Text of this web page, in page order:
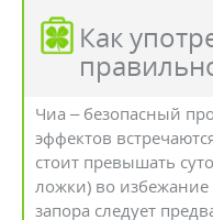
Как
Чиа – безопасный
эффектов
стоит превышать
ложки) во
запора следует